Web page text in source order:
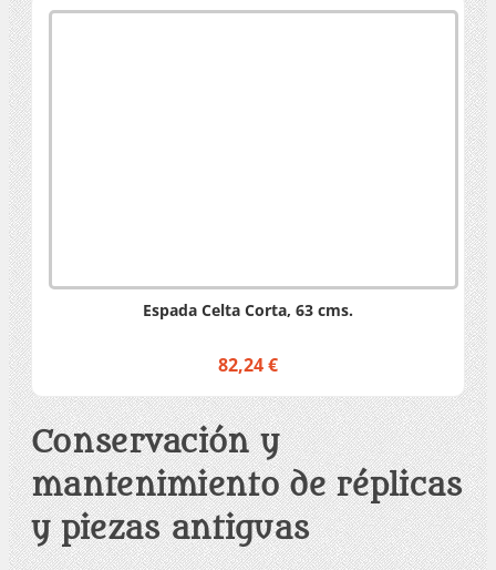
Espada Celta Corta, 63 cms.
82,24 €
Conservación y
mantenimiento de réplicas
y piezas antiguas